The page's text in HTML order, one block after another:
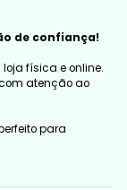
de confiança!
física e online.
atenção ao
para